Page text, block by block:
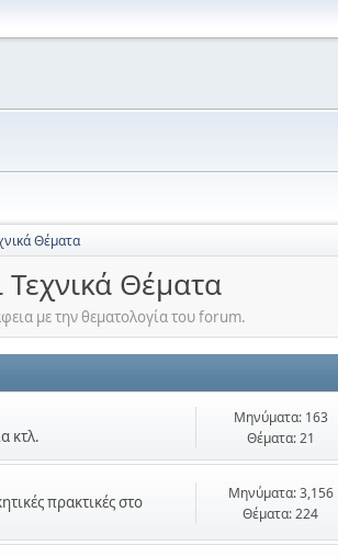
Θέματα
Τεχνικά Θέματα
με την θεματολογία του forum.
κτλ.
Μηνύματα: 163
Θέματα: 21
πρακτικές στο
Μηνύματα: 3,156
Θέματα: 224